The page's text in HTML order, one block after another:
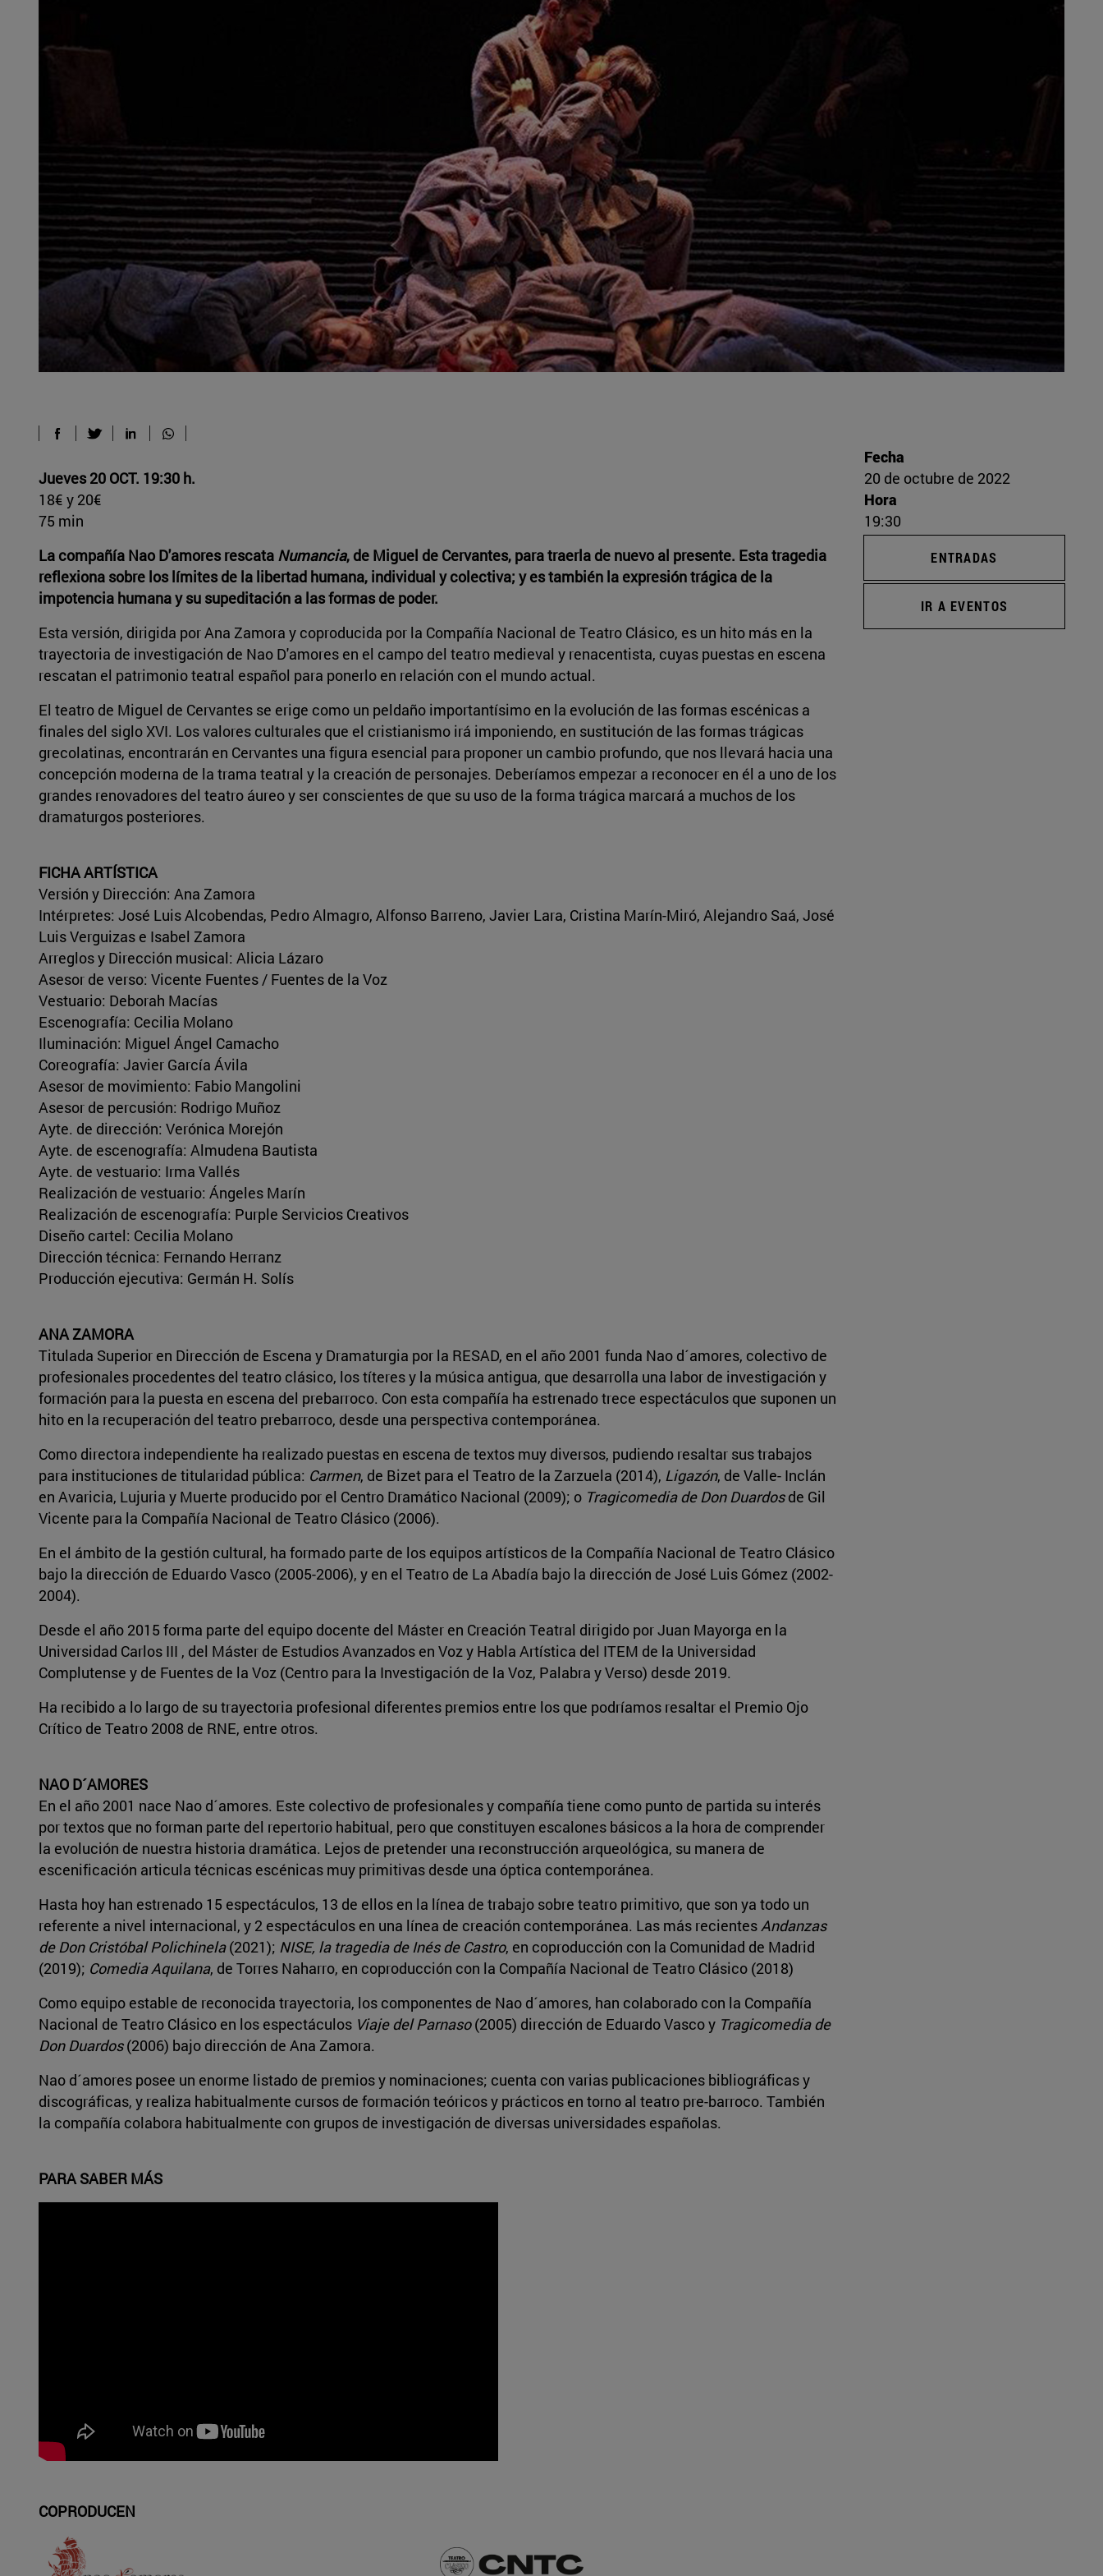
Jueves 20 OCT. 19:30 h.
18€ y 20€
75 min
La compañía Nao D'amores rescata Numancia, de Miguel de Cervantes, para traerla de nuevo al presente. Esta tragedia
reflexiona sobre los límites de la libertad humana, individual y colectiva; y es también la expresión trágica de la
impotencia humana y su supeditación a las formas de poder.
Esta versión, dirigida por Ana Zamora y coproducida por la Compañía Nacional de Teatro Clásico, es un hito más en la
trayectoria de investigación de Nao D'amores en el campo del teatro medieval y renacentista, cuyas puestas en escena
rescatan el patrimonio teatral español para ponerlo en relación con el mundo actual.
El teatro de Miguel de Cervantes se erige como un peldaño importantísimo en la evolución de las formas escénicas a
finales del siglo XVI. Los valores culturales que el cristianismo irá imponiendo, en sustitución de las formas trágicas
grecolatinas, encontrarán en Cervantes una figura esencial para proponer un cambio profundo, que nos llevará hacia una
concepción moderna de la trama teatral y la creación de personajes. Deberíamos empezar a reconocer en él a uno de los
grandes renovadores del teatro áureo y ser conscientes de que su uso de la forma trágica marcará a muchos de los
dramaturgos posteriores.
FICHA ARTÍSTICA
Versión y Dirección: Ana Zamora
Intérpretes: José Luis Alcobendas, Pedro Almagro, Alfonso Barreno, Javier Lara, Cristina Marín-Miró, Alejandro Saá, José
Luis Verguizas e Isabel Zamora
Arreglos y Dirección musical: Alicia Lázaro
Asesor de verso: Vicente Fuentes / Fuentes de la Voz
Vestuario: Deborah Macías
Escenografía: Cecilia Molano
Iluminación: Miguel Ángel Camacho
Coreografía: Javier García Ávila
Asesor de movimiento: Fabio Mangolini
Asesor de percusión: Rodrigo Muñoz
Ayte. de dirección: Verónica Morejón
Ayte. de escenografía: Almudena Bautista
Ayte. de vestuario: Irma Vallés
Realización de vestuario: Ángeles Marín
Realización de escenografía: Purple Servicios Creativos
Diseño cartel: Cecilia Molano
Dirección técnica: Fernando Herranz
Producción ejecutiva: Germán H. Solís
ANA ZAMORA
Titulada Superior en Dirección de Escena y Dramaturgia por la RESAD, en el año 2001 funda Nao d´amores, colectivo de
profesionales procedentes del teatro clásico, los títeres y la música antigua, que desarrolla una labor de investigación y
formación para la puesta en escena del prebarroco. Con esta compañía ha estrenado trece espectáculos que suponen un
hito en la recuperación del teatro prebarroco, desde una perspectiva contemporánea.
Como directora independiente ha realizado puestas en escena de textos muy diversos, pudiendo resaltar sus trabajos
para instituciones de titularidad pública: Carmen, de Bizet para el Teatro de la Zarzuela (2014), Ligazón, de Valle- Inclán
en Avaricia, Lujuria y Muerte producido por el Centro Dramático Nacional (2009); o Tragicomedia de Don Duardosde Gil
Vicente para la Compañía Nacional de Teatro Clásico (2006).
En el ámbito de la gestión cultural, ha formado parte de los equipos artísticos de la Compañía Nacional de Teatro Clásico
bajo la dirección de Eduardo Vasco (2005-2006), y en el Teatro de La Abadía bajo la dirección de José Luis Gómez (2002-
2004).
Desde el año 2015 forma parte del equipo docente del Máster en Creación Teatral dirigido por Juan Mayorga en la
Universidad Carlos III , del Máster de Estudios Avanzados en Voz y Habla Artística del ITEM de la Universidad
Complutense y de Fuentes de la Voz (Centro para la Investigación de la Voz, Palabra y Verso) desde 2019.
Ha recibido a lo largo de su trayectoria profesional diferentes premios entre los que podríamos resaltar el Premio Ojo
Crítico de Teatro 2008 de RNE, entre otros.
NAO D´AMORES
En el año 2001 nace Nao d´amores. Este colectivo de profesionales y compañía tiene como punto de partida su interés
por textos que no forman parte del repertorio habitual, pero que constituyen escalones básicos a la hora de comprender
la evolución de nuestra historia dramática. Lejos de pretender una reconstrucción arqueológica, su manera de
escenificación articula técnicas escénicas muy primitivas desde una óptica contemporánea.
Hasta hoy han estrenado 15 espectáculos, 13 de ellos en la línea de trabajo sobre teatro primitivo, que son ya todo un
referente a nivel internacional, y 2 espectáculos en una línea de creación contemporánea. Las más recientes Andanzas
de Don Cristóbal Polichinela(2021); NISE, la tragedia de Inés de Castro, en coproducción con la Comunidad de Madrid
(2019); Comedia Aquilana, de Torres Naharro, en coproducción con la Compañía Nacional de Teatro Clásico (2018)
Como equipo estable de reconocida trayectoria, los componentes de Nao d´amores, han colaborado con la Compañía
Nacional de Teatro Clásico en los espectáculos Viaje del Parnaso(2005) dirección de Eduardo Vasco y Tragicomedia de
Don Duardos(2006) bajo dirección de Ana Zamora.
Nao d´amores posee un enorme listado de premios y nominaciones; cuenta con varias publicaciones bibliográficas y
discográficas, y realiza habitualmente cursos de formación teóricos y prácticos en torno al teatro pre-barroco. También
la compañía colabora habitualmente con grupos de investigación de diversas universidades españolas.
PARA SABER MÁS
COPRODUCEN
Fecha
20 de octubre de 2022
Hora
19:30
ENTRADAS
IR A EVENTOS